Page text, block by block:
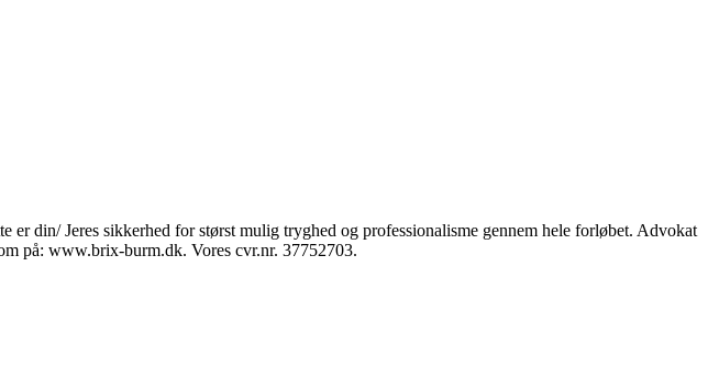
din/ Jeres sikkerhed for størst mulig tryghed og professionalisme gennem hele forløbet. Advokat
på: www.brix-burm.dk. Vores cvr.nr. 37752703.